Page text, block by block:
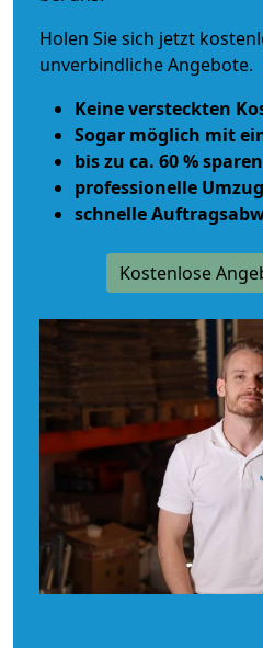
Holen Sie sich jetzt
unverbindliche Angebote.
Keine versteckten
Sogar möglich mit
bis zu ca. 60 % sparen
professionelle
schnelle
Kostenlose